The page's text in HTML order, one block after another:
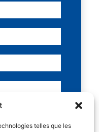
telles que les